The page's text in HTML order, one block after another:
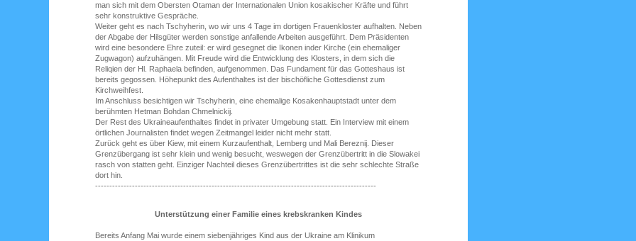
man sich mit dem Obersten Otaman der Internationalen Union kosakischer Kräfte und führt
sehr konstruktive Gespräche.
Weiter geht es nach Tschyherin, wo wir uns 4 Tage im dortigen Frauenkloster aufhalten. Neben
der Abgabe der Hilsgüter werden sonstige anfallende Arbeiten ausgeführt. Dem Präsidenten
wird eine besondere Ehre zuteil: er wird gesegnet die Ikonen inder Kirche (ein ehemaliger
Zugwagon) aufzuhängen. Mit Freude wird die Entwicklung des Klosters, in dem sich die
Reliqien der Hl. Raphaela befinden, aufgenommen. Das Fundament für das Gotteshaus ist
bereits gegossen. Höhepunkt des Aufenthaltes ist der bischöfliche Gottesdienst zum
Kirchweihfest.
Im Anschluss besichtigen wir Tschyherin, eine ehemalige Kosakenhauptstadt unter dem
berühmten Hetman Bohdan Chmelnickij.
Der Rest des Ukraineaufenthaltes findet in privater Umgebung statt. Ein Interview mit einem
örtlichen Journalisten findet wegen Zeitmangel leider nicht mehr statt.
Zurück geht es über Kiew, mit einem Kurzaufenthalt, Lemberg und Mali Bereznij. Dieser
Grenzübergang ist sehr klein und wenig besucht, weswegen der Grenzübertritt in die Slowakei
rasch von statten geht. Einziger Nachteil dieses Grenzübertrittes ist die sehr schlechte Straße
dort hin.
---------------------------------------------------------------------------------------------------
Unterstützung einer Familie eines krebskranken Kindes
Bereits Anfang Mai wurde einem siebenjähriges Kind aus der Ukraine am Klinikum